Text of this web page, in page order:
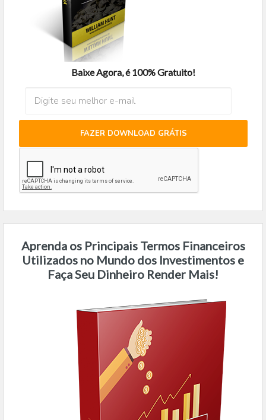
Baixe Agora, é 100% Gratuito!
FAZER DOWNLOAD GRÁTIS
Aprenda os Principais Termos Financeiros
Utilizados no Mundo dos Investimentos e
Faça Seu Dinheiro Render Mais!